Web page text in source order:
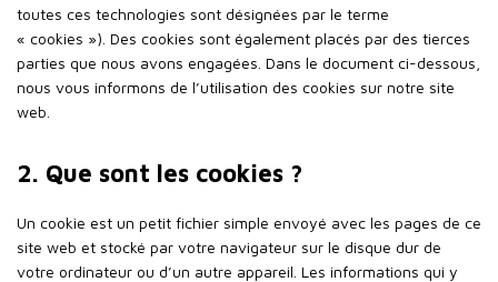
toutes ces technologies sont désignées par le terme
« cookies »). Des cookies sont également placés par des tierces
parties que nous avons engagées. Dans le document ci-dessous,
nous vous informons de l’utilisation des cookies sur notre site
web.
2. Que sont les cookies ?
Un cookie est un petit fichier simple envoyé avec les pages de ce
site web et stocké par votre navigateur sur le disque dur de
votre ordinateur ou d’un autre appareil. Les informations qui y